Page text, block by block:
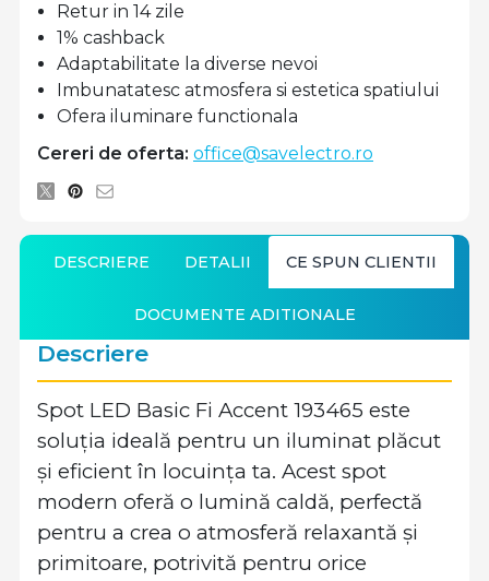
Retur in 14 zile
1% cashback
Adaptabilitate la diverse nevoi
Imbunatatesc atmosfera si estetica spatiului
Ofera iluminare functionala
Cereri de oferta: office@savelectro.ro
DESCRIERE DETALII CE SPUN CLIENTII
DOCUMENTE ADITIONALE
Descriere
Spot LED Basic Fi Accent 193465 este
soluția ideală pentru un iluminat plăcut
și eficient în locuința ta. Acest spot
modern oferă o lumină caldă, perfectă
pentru a crea o atmosferă relaxantă și
primitoare, potrivită pentru orice